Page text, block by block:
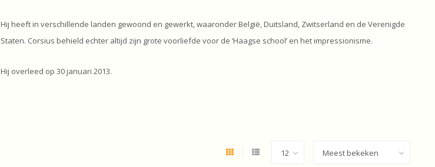
Hij heeft in verschillende landen gewoond en gewerkt, waaronder België, Duitsland, Zwitserland en de Verenigde
Staten. Corsius behield echter altijd zijn grote voorliefde voor de ‘Haagse school’ en het impressionisme.
Hij overleed op 30 januari 2013.